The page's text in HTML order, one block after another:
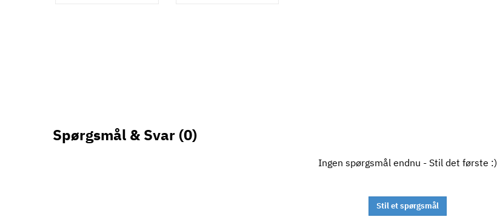
Spørgsmål & Svar(0)
Ingen spørgsmål endnu - Stil det første :)
Stil et spørgsmål